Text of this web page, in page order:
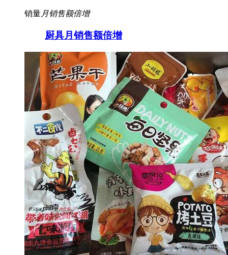
销量月销售额倍增
厨具月销售额倍增